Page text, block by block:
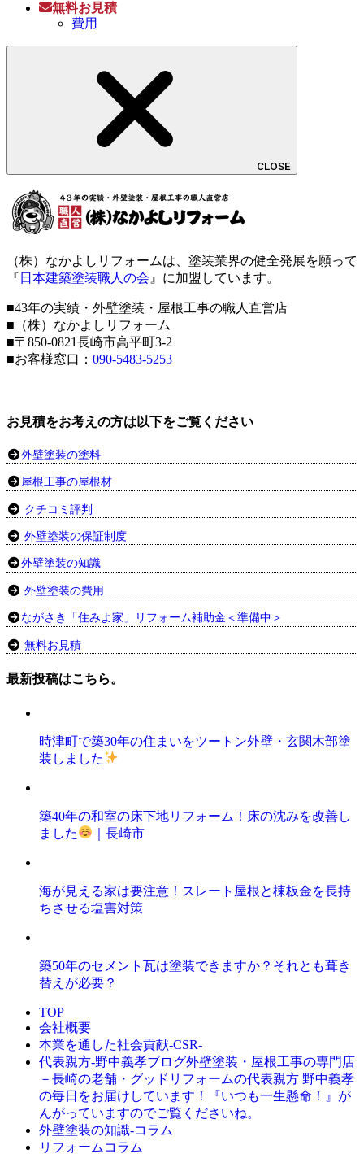
無料お見積
費用
CLOSE
（株）なかよしリフォームは、塗装業界の健全発展を願って
『 日本建築塗装職人の会 』に加盟しています。
■43年の実績・外壁塗装・屋根工事の職人直営店
■（株）なかよしリフォーム
■〒850-0821長崎市高平町3-2
■お客様窓口： 090-5483-5253
お見積をお考えの方は以下をご覧ください
外壁塗装の塗料
屋根工事の屋根材
クチコミ評判
外壁塗装の保証制度
外壁塗装の知識
外壁塗装の費用
ながさき「住みよ家」リフォーム補助金＜準備中＞
無料お見積
最新投稿はこちら。
時津町で築30年の住まいをツートン外壁・玄関木部塗
装しました
築40年の和室の床下地リフォーム！床の沈みを改善し
ました
｜長崎市
海が見える家は要注意！スレート屋根と棟板金を長持
ちさせる塩害対策
築50年のセメント瓦は塗装できますか？それとも葺き
替えが必要？
TOP
会社概要
本業を通した社会貢献-CSR-
代表親方-野中義孝ブログ外壁塗装・屋根工事の専門店
－長崎の老舗・グッドリフォームの代表親方 野中義孝
の毎日をお届けしています！『いつも一生懸命！』が
んがっていますのでご覧くださいね。
外壁塗装の知識‐コラム
リフォームコラム